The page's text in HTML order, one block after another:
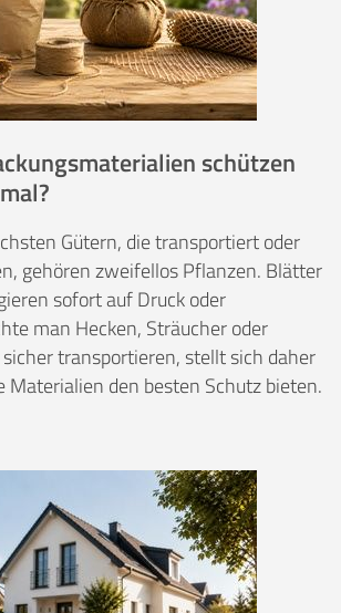
schützen
Gütern, die transportiert oder
gehören zweifellos Pflanzen. Blätter
sofort auf Druck oder
man Hecken, Sträucher oder
transportieren, stellt sich daher
Materialien den besten Schutz bieten.